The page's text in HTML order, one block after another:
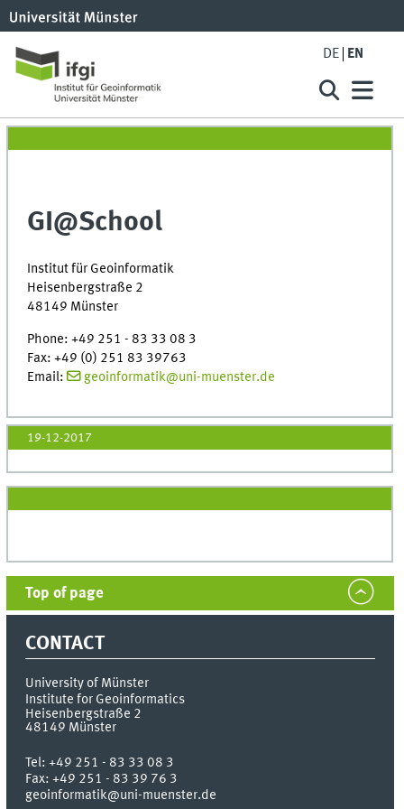
DE EN
GI@School
Institut für Geoinformatik
Heisenbergstraße 2
48149 Münster
Phone: +49 251 - 83 33 08 3
Fax: +49 (0) 251 83 39763
Email:
geoinformatik@uni-muenster.de
19-12-2017
Top of page
CONTACT
University of Münster
Institute for Geoinformatics
Heisenbergstraße 2
48149 Münster
Tel:+49 251 - 83 33 08 3
Fax:+49 251 - 83 39 76 3
geoinformatik@uni-muenster.de